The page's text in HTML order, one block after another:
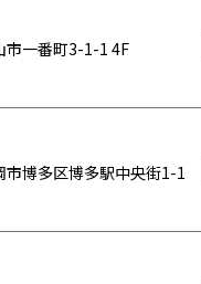
市一番町3-1-1 4F
博多区博多駅中央街1-1